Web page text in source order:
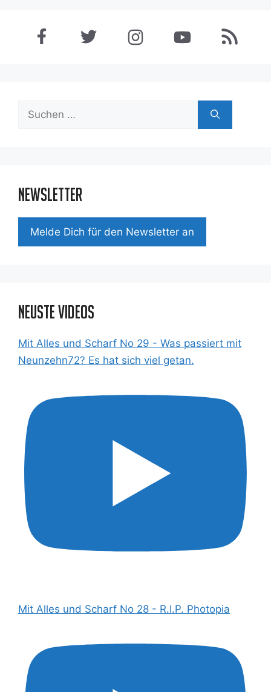
Suchen
Newsletter
Mel­de Dich für den News­let­ter an
Neuste Videos
Mit Alles und Scharf No 29 - Was passiert mit
Neunzehn72? Es hat sich viel getan.
Mit Alles und Scharf No 28 - R.I.P. Photopia